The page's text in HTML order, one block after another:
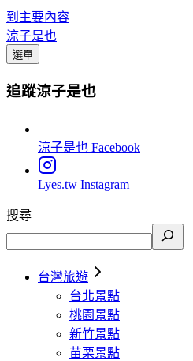
到主要內容
涼子是也
選單
追蹤涼子是也
涼子是也 Facebook
Lyes.tw Instagram
搜尋
台灣旅遊
台北景點
桃園景點
新竹景點
苗栗景點